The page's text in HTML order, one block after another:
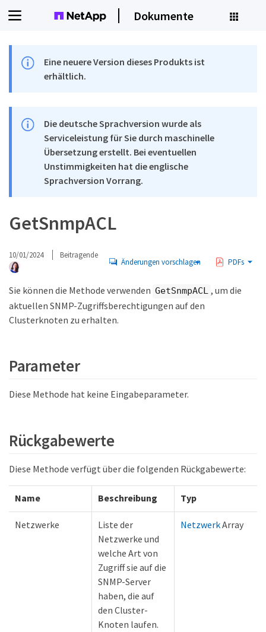
Dokumente
Eine neuere Version dieses Produkts ist
erhältlich.
Die deutsche Sprachversion wurde als
Serviceleistung für Sie durch maschinelle
Übersetzung erstellt. Bei eventuellen
Unstimmigkeiten hat die englische
Sprachversion Vorrang.
GetSnmpACL
10/01/2024 Beitragende
Änderungen vorschlagen PDFs
Sie können die Methode verwenden GetSnmpACL , um die
aktuellen SNMP-Zugriffsberechtigungen auf den
Clusterknoten zu erhalten.
Parameter
Diese Methode hat keine Eingabeparameter.
Rückgabewerte
Diese Methode verfügt über die folgenden Rückgabewerte:
Name Beschreibung Typ
Netzwerke
Liste der
Netzwerke und
welche Art von
Zugriff sie auf die
SNMP-Server
haben, die auf
den Cluster-
Knoten laufen.
NetzwerkArray